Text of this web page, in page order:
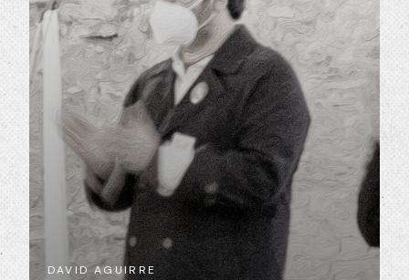
DAVID AGUIRRE